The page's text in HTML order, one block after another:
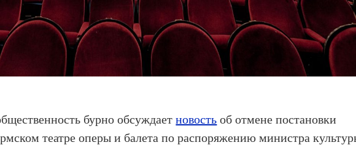
бурно обсуждаетновость об отмене постановки
театре оперы и балета по распоряжению министра